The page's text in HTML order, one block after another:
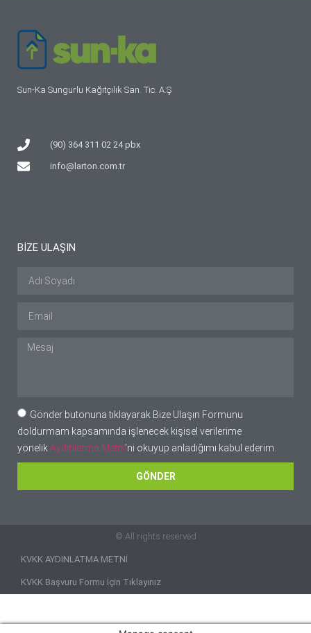
Sun-Ka Sungurlu Kağıtçılık San. Tic. A.Ş
(90) 364 311 02 24 pbx
info@larton.com.tr
BİZE ULAŞIN
Gönder butonuna tıklayarak Bize Ulaşın Formunu
doldurmam kapsamında işlenecek kişisel verilerime
yönelikAydınlatma Metni’ni okuyup anladığımı kabul ederim.
GÖNDER
© All rights reserved
KVKK AYDINLATMA METNİ
KVKK Başvuru Formu İçin Tıklayınız